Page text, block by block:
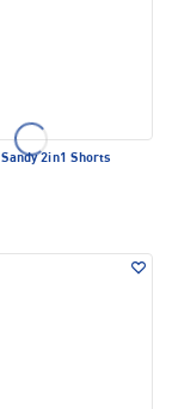
Sandy 2in1 Shorts